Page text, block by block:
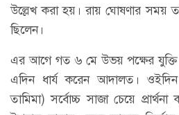
উল্লেখ করা হয়। রায় ঘোষণার সময়
ছিলেন।
এর আগে গত ৬ মে উভয় পক্ষের যুক্তি
এদিন ধার্য করেন আদালত। ওইদিন
তামিমা) সর্বোচ্চ সাজা চেয়ে